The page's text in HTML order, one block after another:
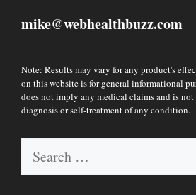
mike@webhealthbuzz.com
Note: Results may vary for any product's
on this website is for general informational
does not imply any medical claims and is
diagnosis or self-treatment of any condition.
Search